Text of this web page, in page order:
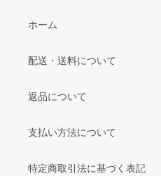
ホーム
配送・送料について
返品について
支払い方法について
特定商取引法に基づく表記